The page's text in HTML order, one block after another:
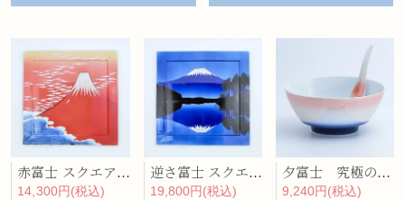
赤富士 スクエア・ディナープレート
14,300円(税込)
逆さ富士 スクエア・ディナープレート
19,800円(税込)
夕富士 究極のラーメン鉢レンゲセット
9,240円(税込)